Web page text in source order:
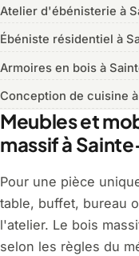
Atelier d'ébénisterie à
Ébéniste résidentiel à
Armoires en bois à
Conception de cuisine
Meubles et
massif à
Pour une pièce
table, buffet, bureau
l'atelier. Le bois
selon les règles du